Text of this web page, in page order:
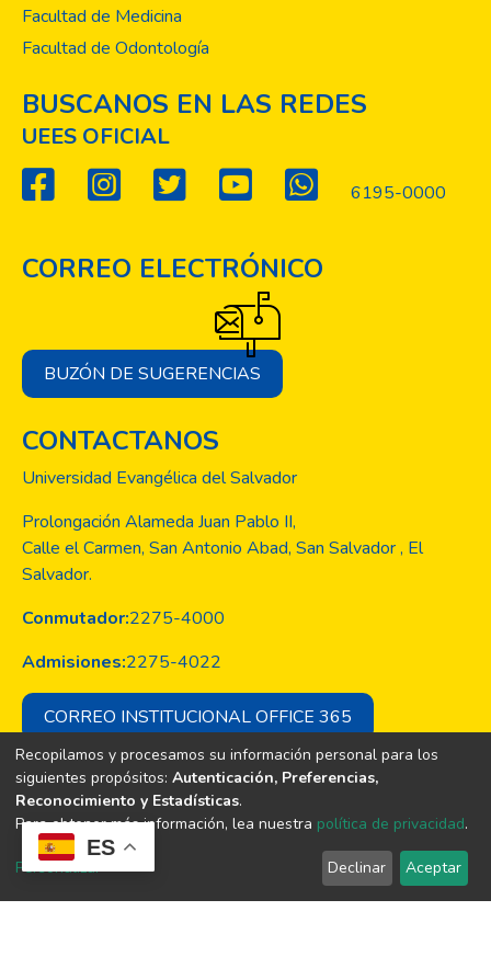
ES
Facultad de Medicina
Facultad de Odontología
BUSCANOS EN LAS REDES
UEES OFICIAL
6195-0000
CORREO ELECTRÓNICO
BUZÓN DE SUGERENCIAS
CONTACTANOS
Universidad Evangélica del Salvador
Prolongación Alameda Juan Pablo II,
Calle el Carmen, San Antonio Abad, San Salvador , El
Salvador.
Conmutador:2275-4000
Admisiones:2275-4022
CORREO INSTITUCIONAL OFFICE 365
Copyright © Todos los derechos son
de la Universidad Evangélica de El
Recopilamos y procesamos su información personal para los
siguientes propósitos: Autenticación, Preferencias,
Reconocimiento y Estadísticas.
Para obtener más información, lea nuestra política de privacidad.
Personalizar Declinar Aceptar